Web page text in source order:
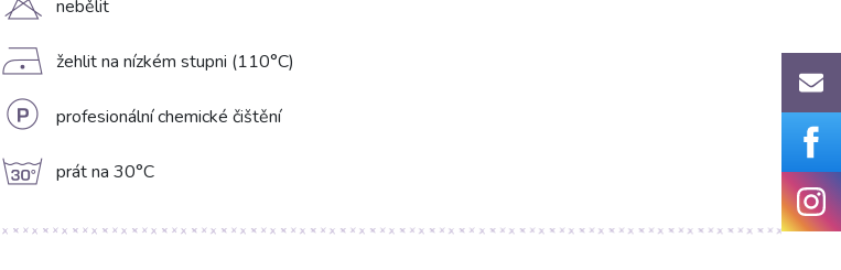
H nebělit
D žehlit na nízkém stupni (110°C)
L profesionální chemické čištění
g prát na 30°C